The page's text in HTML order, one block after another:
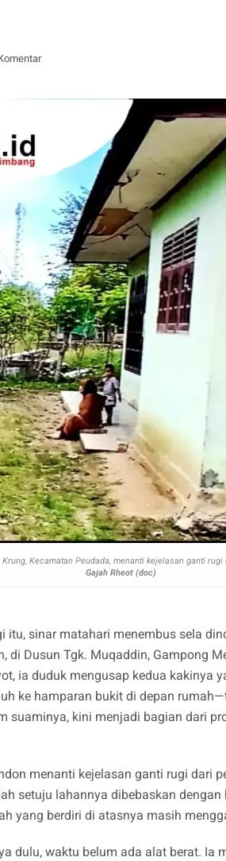
Kecamatan Peudada, menanti kejelasan ganti
Gajah Rheot (doc)
itu, sinar matahari menembus sela
di Dusun Tgk. Muqaddin, Gampong
ia duduk mengusap kedua kakinya
ke hamparan bukit di depan
suaminya, kini menjadi bagian dari
menanti kejelasan ganti rugi dari
setuju lahannya dibebaskan dengan
yang berdiri di atasnya masih
dulu, waktu belum ada alat berat. Ia